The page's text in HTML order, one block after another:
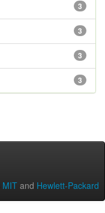
3
3
3
3
MIT and Hewlett-Packard